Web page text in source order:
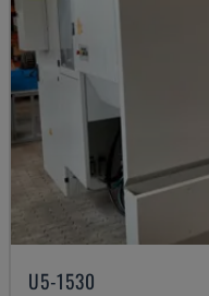
U5-1530